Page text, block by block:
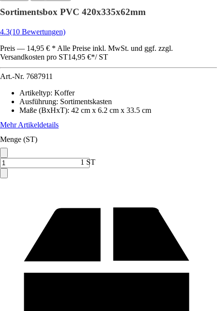
Sortimentsbox PVC 420x335x62mm
4.3(10 Bewertungen)
Preis — 14,95 € * Alle Preise inkl. MwSt. und ggf. zzgl.
Versandkosten pro ST14,95 €*/ ST
Art.-Nr. 7687911
Artikeltyp: Koffer
Ausführung: Sortimentskasten
Maße (BxHxT): 42 cm x 6.2 cm x 33.5 cm
Mehr Artikeldetails
Menge (ST)
1 ST